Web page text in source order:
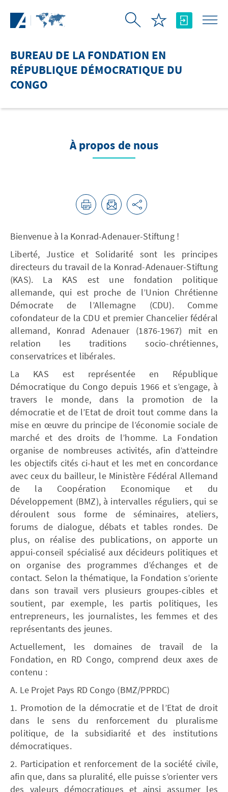
BUREAU DE LA FONDATION EN
RÉPUBLIQUE DÉMOCRATIQUE DU
CONGO
À propos de nous
Bienvenue à la Konrad-Adenauer-Stiftung !
Liberté, Justice et Solidarité sont les principes
directeurs du travail de la Konrad-Adenauer-Stiftung
(KAS). La KAS est une fondation politique
allemande, qui est proche de l’Union Chrétienne
Démocrate de l’Allemagne (CDU). Comme
cofondateur de la CDU et premier Chancelier fédéral
allemand, Konrad Adenauer (1876-1967) mit en
relation les traditions socio-chrétiennes,
conservatrices et libérales.
La KAS est représentée en République
Démocratique du Congo depuis 1966 et s’engage, à
travers le monde, dans la promotion de la
démocratie et de l’Etat de droit tout comme dans la
mise en œuvre du principe de l’économie sociale de
marché et des droits de l’homme. La Fondation
organise de nombreuses activités, afin d’atteindre
les objectifs cités ci-haut et les met en concordance
avec ceux du bailleur, le Ministère Fédéral Allemand
de la Coopération Economique et du
Développement (BMZ), à intervalles réguliers, qui se
déroulent sous forme de séminaires, ateliers,
forums de dialogue, débats et tables rondes. De
plus, on réalise des publications, on apporte un
appui-conseil spécialisé aux décideurs politiques et
on organise des programmes d’échanges et de
contact. Selon la thématique, la Fondation s’oriente
dans son travail vers plusieurs groupes-cibles et
soutient, par exemple, les partis politiques, les
entrepreneurs, les journalistes, les femmes et des
représentants des jeunes.
Actuellement, les domaines de travail de la
Fondation, en RD Congo, comprend deux axes de
contenu :
A. Le Projet Pays RD Congo (BMZ/PPRDC)
1. Promotion de la démocratie et de l’Etat de droit
dans le sens du renforcement du pluralisme
politique, de la subsidiarité et des institutions
démocratiques.
2. Participation et renforcement de la société civile,
afin que, dans sa pluralité, elle puisse s’orienter vers
des valeurs démocratiques et ainsi assumer les